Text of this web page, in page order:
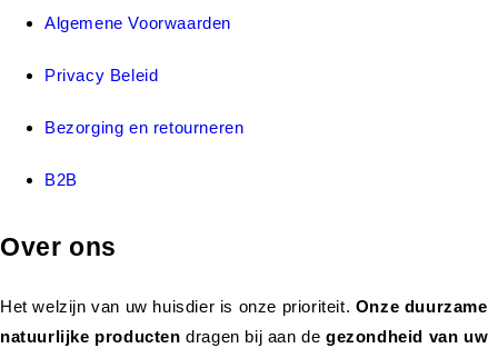
Algemene Voorwaarden
Privacy Beleid
Bezorging en retourneren
B2B
Over ons
Het welzijn van uw huisdier is onze prioriteit. Onze duurzame
natuurlijke productendragen bij aan de gezondheid van uw